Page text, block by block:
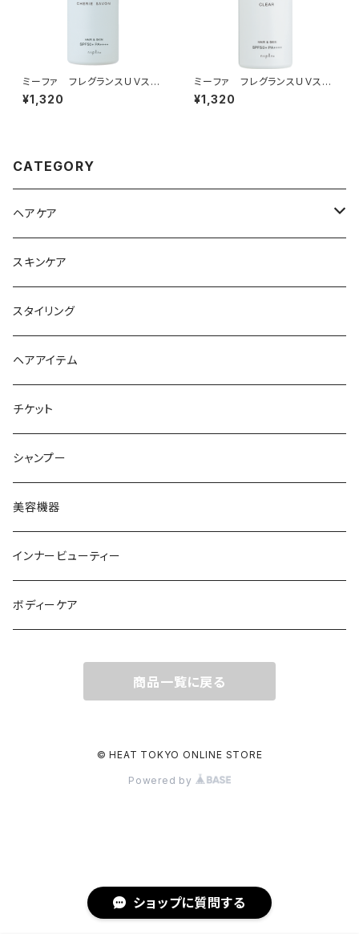
ショップに質問する
ミーファ フレグランスＵＶスプ
レー＜シェリーサボン＞80g
¥1,320
ミーファ フレグランスＵＶスプ
レー＜クリア＞80g
¥1,320
CATEGORY
ヘアケア
シャンプー
トリートメント
ヘアオイル
スキンケア
スタイリング
ヘアアイテム
チケット
シャンプー
美容機器
インナービューティー
ボディーケア
商品一覧に戻る
© HEAT TOKYO ONLINE STORE
Powered by